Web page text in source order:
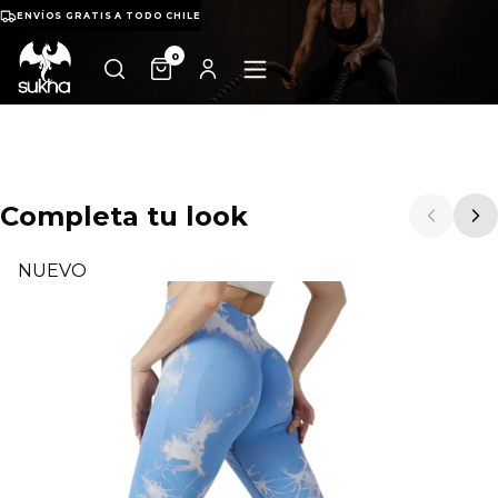
ENVÍOS GRATIS A TODO CHILE
0
Completa tu look
NUEVO